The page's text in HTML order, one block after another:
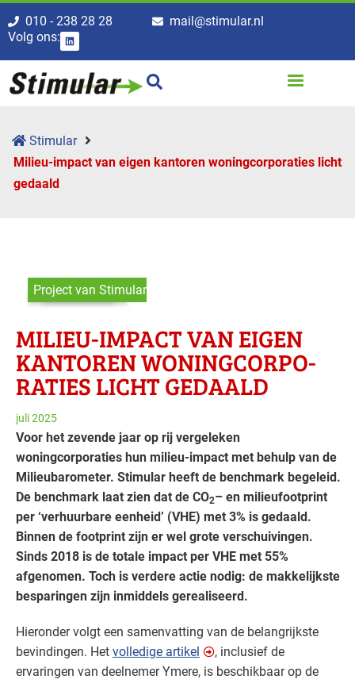
010 - 238 28 28
mail@stimular.nl
Volg ons:
Stimular
Milieu-impact van eigen kantoren woningcorpo­raties licht
gedaald
Project van Stimular
MILIEU-IMPACT VAN EIGEN
KANTOREN WONINGCORPO­
RATIES LICHT GEDAALD
juli 2025
Voor het zevende jaar op rij vergeleken
woningcorporaties hun milieu-impact met behulp van de
Milieubarometer. Stimular heeft de benchmark begeleid.
De benchmark laat zien dat de CO2– en milieufootprint
per ‘verhuurbare eenheid’ (VHE) met 3% is gedaald.
Binnen de footprint zijn er wel grote verschuivingen.
Sinds 2018 is de totale impact per VHE met 55%
afgenomen. Toch is verdere actie nodig: de makkelijkste
besparingen zijn inmiddels gerealiseerd.
Hieronder volgt een samenvatting van de belangrijkste
bevindingen. Het volledige artikel
, inclusief de
ervaringen van deelnemer Ymere, is beschikbaar op de